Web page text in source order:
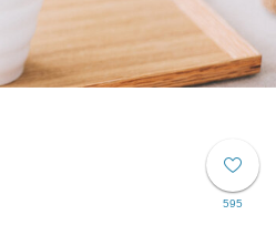
595